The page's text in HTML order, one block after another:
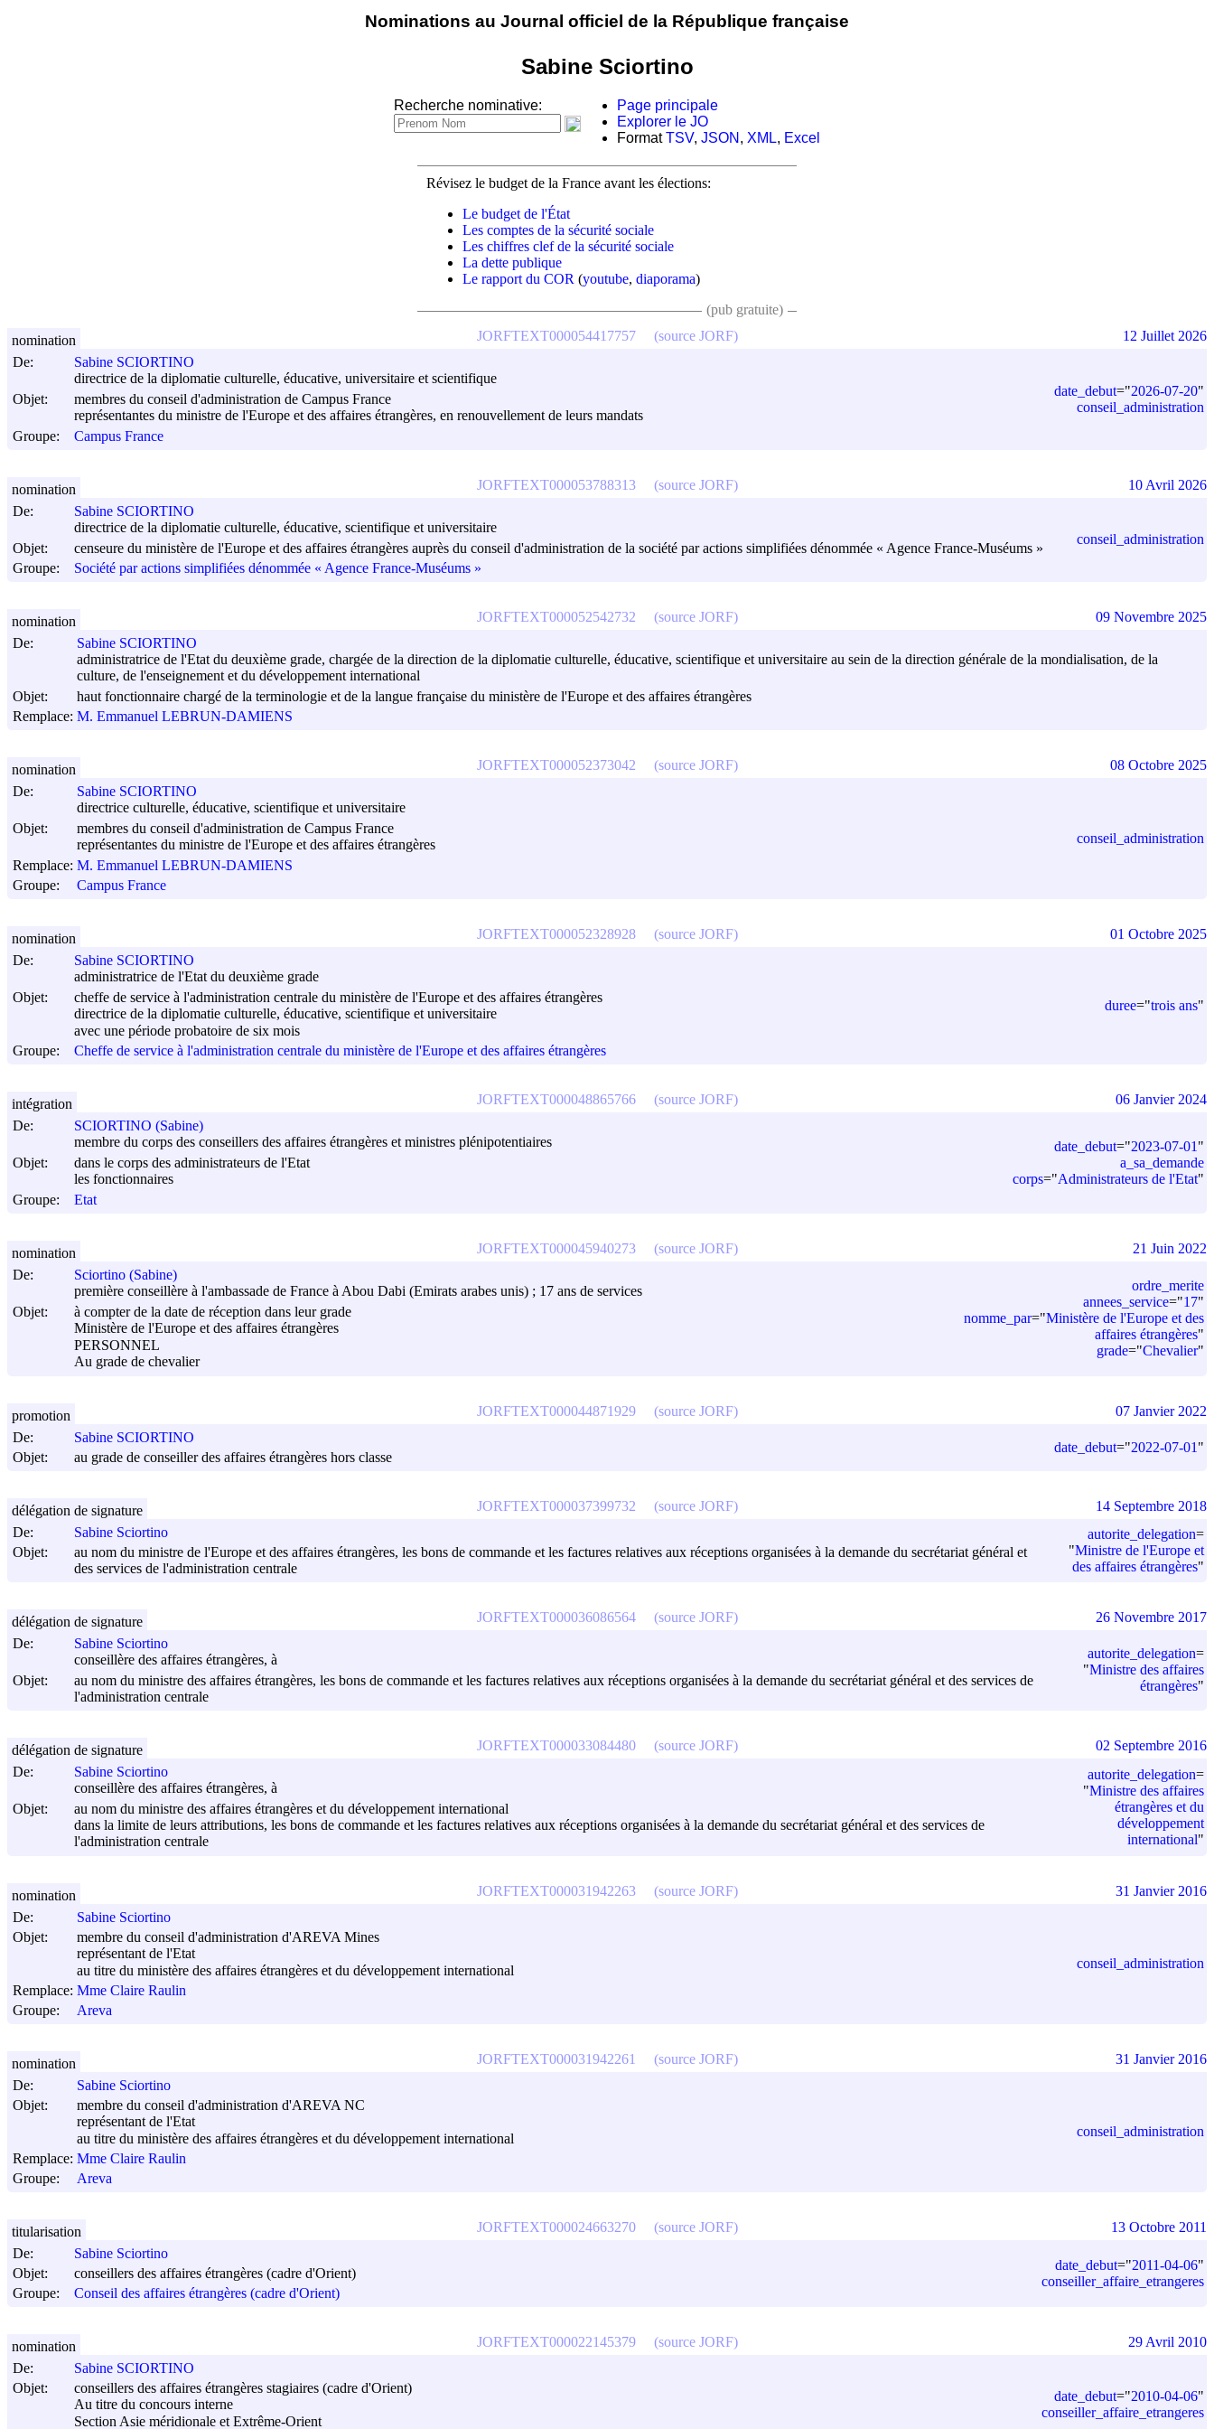
Nominations au Journal officiel de la République française
Sabine Sciortino
Recherche nominative:
Page principale
Explorer le JO
FormatTSV, JSON , XML, Excel
Révisez le budget de la France avant les élections:
Le budget de l'État
Les comptes de la sécurité sociale
Les chiffres clef de la sécurité sociale
La dette publique
Le rapport du COR (youtube, diaporama)
(pub gratuite)
De:
Sabine SCIORTINO
directrice de la diplomatie culturelle, éducative, universitaire et scientifique
Objet:
membres du conseil d'administration de Campus France
représentantes du ministre de l'Europe et des affaires étrangères, en renouvellement de leurs mandats
Groupe:
Campus France
date_debut="2026-07-20"
conseil_administration
JORFTEXT000054417757 (source JORF)
nomination 12 Juillet 2026
De:
Sabine SCIORTINO
directrice de la diplomatie culturelle, éducative, scientifique et universitaire
Objet:
censeure du ministère de l'Europe et des affaires étrangères auprès du conseil d'administration de la société par actions simplifiées dénommée « Agence France-Muséums »
Groupe:
Société par actions simplifiées dénommée « Agence France-Muséums »
conseil_administration
JORFTEXT000053788313 (source JORF)
nomination 10 Avril 2026
De:
Sabine SCIORTINO
administratrice de l'Etat du deuxième grade, chargée de la direction de la diplomatie culturelle, éducative, scientifique et universitaire au sein de la direction générale de la mondialisation, de la
culture, de l'enseignement et du développement international
Objet:
haut fonctionnaire chargé de la terminologie et de la langue française du ministère de l'Europe et des affaires étrangères
Remplace: M. Emmanuel LEBRUN-DAMIENS
JORFTEXT000052542732 (source JORF)
nomination 09 Novembre 2025
De:
Sabine SCIORTINO
directrice culturelle, éducative, scientifique et universitaire
Objet:
membres du conseil d'administration de Campus France
représentantes du ministre de l'Europe et des affaires étrangères
Remplace: M. Emmanuel LEBRUN-DAMIENS
Groupe:
Campus France
conseil_administration
JORFTEXT000052373042 (source JORF)
nomination 08 Octobre 2025
De:
Sabine SCIORTINO
administratrice de l'Etat du deuxième grade
Objet:
cheffe de service à l'administration centrale du ministère de l'Europe et des affaires étrangères
directrice de la diplomatie culturelle, éducative, scientifique et universitaire
avec une période probatoire de six mois
Groupe:
Cheffe de service à l'administration centrale du ministère de l'Europe et des affaires étrangères
duree="trois ans"
JORFTEXT000052328928 (source JORF)
nomination 01 Octobre 2025
De:
SCIORTINO (Sabine)
membre du corps des conseillers des affaires étrangères et ministres plénipotentiaires
Objet:
dans le corps des administrateurs de l'Etat
les fonctionnaires
Groupe:
Etat
date_debut="2023-07-01 "
a_sa_demande
corps="Administrateurs de l'Etat"
JORFTEXT000048865766 (source JORF)
intégration 06 Janvier 2024
De:
Sciortino (Sabine)
première conseillère à l'ambassade de France à Abou Dabi (Emirats arabes unis) ; 17 ans de services
Objet:
à compter de la date de réception dans leur grade
Ministère de l'Europe et des affaires étrangères
PERSONNEL
Au grade de chevalier
ordre_merite
annees_service="17"
nomme_par="Ministère de l'Europe et des
affaires étrangères"
grade="Chevalier"
JORFTEXT000045940273 (source JORF)
nomination 21 Juin 2022
De:
Sabine SCIORTINO
Objet:
au grade de conseiller des affaires étrangères hors classe
date_debut="2022-07-01 "
JORFTEXT000044871929 (source JORF)
promotion 07 Janvier 2022
De:
Sabine Sciortino
Objet:
au nom du ministre de l'Europe et des affaires étrangères, les bons de commande et les factures relatives aux réceptions organisées à la demande du secrétariat général et
des services de l'administration centrale
autorite_delegation=
"Ministre de l'Europe et
des affaires étrangères"
JORFTEXT000037399732 (source JORF)
délégation de signature 14 Septembre 2018
De:
Sabine Sciortino
conseillère des affaires étrangères, à
Objet:
au nom du ministre des affaires étrangères, les bons de commande et les factures relatives aux réceptions organisées à la demande du secrétariat général et des services de
l'administration centrale
autorite_delegation=
"Ministre des affaires
étrangères"
JORFTEXT000036086564 (source JORF)
délégation de signature 26 Novembre 2017
De:
Sabine Sciortino
conseillère des affaires étrangères, à
Objet:
au nom du ministre des affaires étrangères et du développement international
dans la limite de leurs attributions, les bons de commande et les factures relatives aux réceptions organisées à la demande du secrétariat général et des services de
l'administration centrale
autorite_delegation=
"Ministre des affaires
étrangères et du
développement
international"
JORFTEXT000033084480 (source JORF)
délégation de signature 02 Septembre 2016
De:
Sabine Sciortino
Objet:
membre du conseil d'administration d'AREVA Mines
représentant de l'Etat
au titre du ministère des affaires étrangères et du développement international
Remplace: Mme Claire Raulin
Groupe:
Areva
conseil_administration
JORFTEXT000031942263 (source JORF)
nomination 31 Janvier 2016
De:
Sabine Sciortino
Objet:
membre du conseil d'administration d'AREVA NC
représentant de l'Etat
au titre du ministère des affaires étrangères et du développement international
Remplace: Mme Claire Raulin
Groupe:
Areva
conseil_administration
JORFTEXT000031942261 (source JORF)
nomination 31 Janvier 2016
De:
Sabine Sciortino
Objet:
conseillers des affaires étrangères (cadre d'Orient)
Groupe:
Conseil des affaires étrangères (cadre d'Orient)
date_debut="2011-04-06"
conseiller_affaire_etrangeres
JORFTEXT000024663270 (source JORF)
titularisation 13 Octobre 2011
De:
Sabine SCIORTINO
Objet:
conseillers des affaires étrangères stagiaires (cadre d'Orient)
Au titre du concours interne
Section Asie méridionale et Extrême-Orient
date_debut="2010-04-06"
conseiller_affaire_etrangeres
JORFTEXT000022145379 (source JORF)
nomination 29 Avril 2010